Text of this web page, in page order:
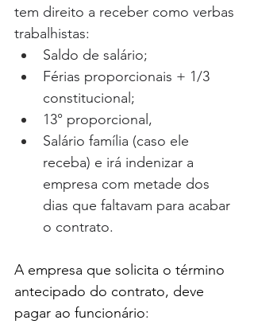
tem direito a receber como verbas
trabalhistas:
Saldo de salário;
Férias proporcionais + 1/3
constitucional;
13° proporcional,
Salário família (caso ele
receba) e irá indenizar a
empresa com metade dos
dias que faltavam para acabar
o contrato.
A empresa que solicita o término
antecipado do contrato, deve
pagar ao funcionário: